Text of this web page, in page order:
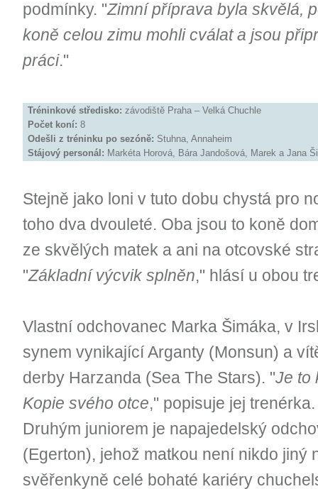
podmínky. "Zimní příprava byla skvělá,
koně celou zimu mohli cválat a jsou
práci."
Tréninkové středisko: závodiště Praha – Velká Chuchle
Počet koní: 8
Odešli z tréninku po sezóně: Stuhna, Annaheim
Stájový personál: Markéta Horová, Bára Jandošová, Marek a Jana
Stejně jako loni v tuto dobu chystá pro
toho dva dvouleté. Oba jsou to koně
ze skvělých matek a ani na otcovské
"Základní výcvik splněn," hlásí u obou
Vlastní odchovanec Marka Šimáka, v
synem vynikající Arganty (Monsun) a
derby Harzanda (Sea The Stars). "Je to
Kopie svého otce," popisuje jej trenérka.
Druhým juniorem je napajedelský
(Egerton), jehož matkou není nikdo jiný
svěřenkyně celé bohaté kariéry